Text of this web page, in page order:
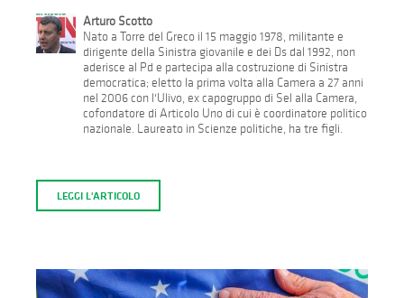
Arturo Scotto
Nato a Torre del Greco il 15 maggio 1978, militante e
dirigente della Sinistra giovanile e dei Ds dal 1992, non
aderisce al Pd e partecipa alla costruzione di Sinistra
democratica; eletto la prima volta alla Camera a 27 anni
nel 2006 con l'Ulivo, ex capogruppo di Sel alla Camera,
cofondatore di Articolo Uno di cui è coordinatore politico
nazionale. Laureato in Scienze politiche, ha tre figli.
LEGGI L'ARTICOLO